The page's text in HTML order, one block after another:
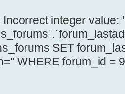
integer value:
SET
WHERE forum_id =